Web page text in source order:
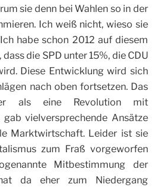
sie denn bei Wahlen so in der
Ich weiß nicht, wieso sie
habe schon 2012 auf diesem
die SPD unter 15%, die CDU
Diese Entwicklung wird sich
nach oben fortsetzen. Das
als eine Revolution mit
vielversprechende Ansätze
Marktwirtschaft. Leider ist sie
zum Fraß vorgeworfen
Mitbestimmung der
da eher zum Niedergang